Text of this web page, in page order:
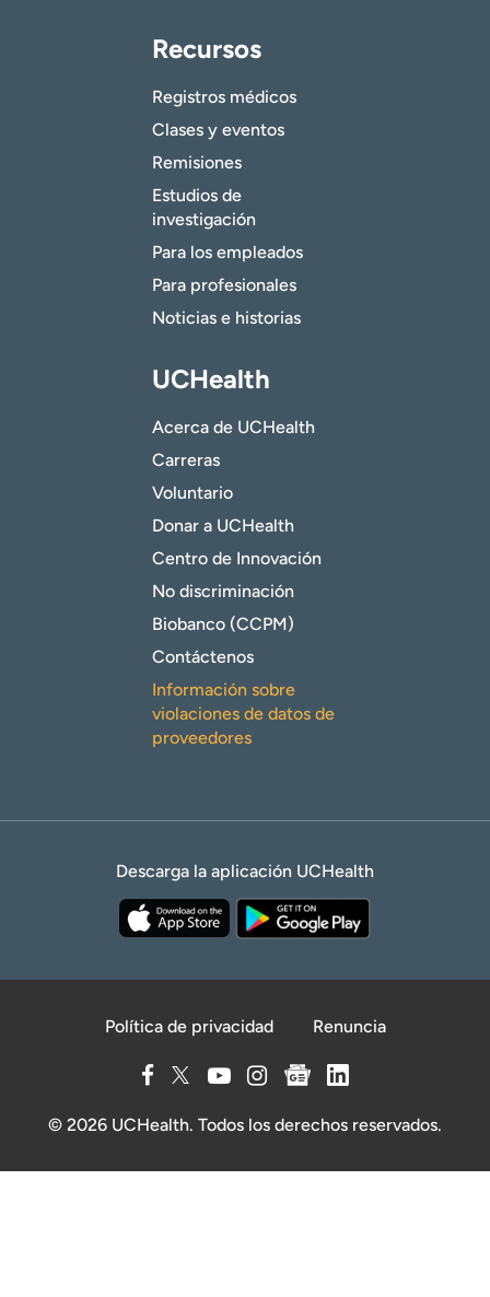
Recursos
Registros médicos
Clases y eventos
Remisiones
Estudios de
investigación
Para los empleados
Para profesionales
Noticias e historias
UCHealth
Acerca de UCHealth
Carreras
Voluntario
Donar a UCHealth
Centro de Innovación
No discriminación
Biobanco (CCPM)
Contáctenos
Información sobre
violaciones de datos de
proveedores
Descarga la aplicación UCHealth
Política de privacidad Renuncia
© 2026 UCHealth. Todos los derechos reservados.